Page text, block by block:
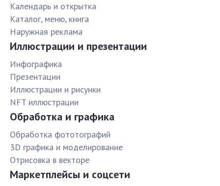
Календарь и открытка
Каталог, меню, книга
Наружная реклама
Иллюстрации и презентации
Инфографика
Презентации
Иллюстрации и рисунки
NFT иллюстрации
Обработка и графика
Обработка фототографий
3D графика и моделирование
Отрисовка в векторе
Маркетплейсы и соцсети